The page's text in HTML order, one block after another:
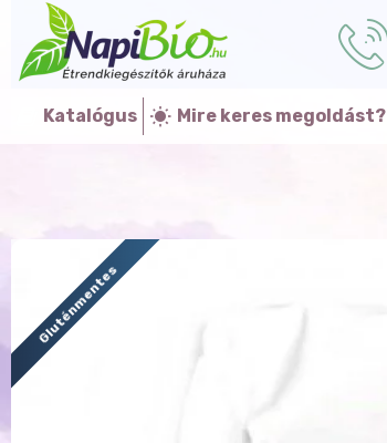
Katalógus Mire keres megoldást?
Gluténmentes